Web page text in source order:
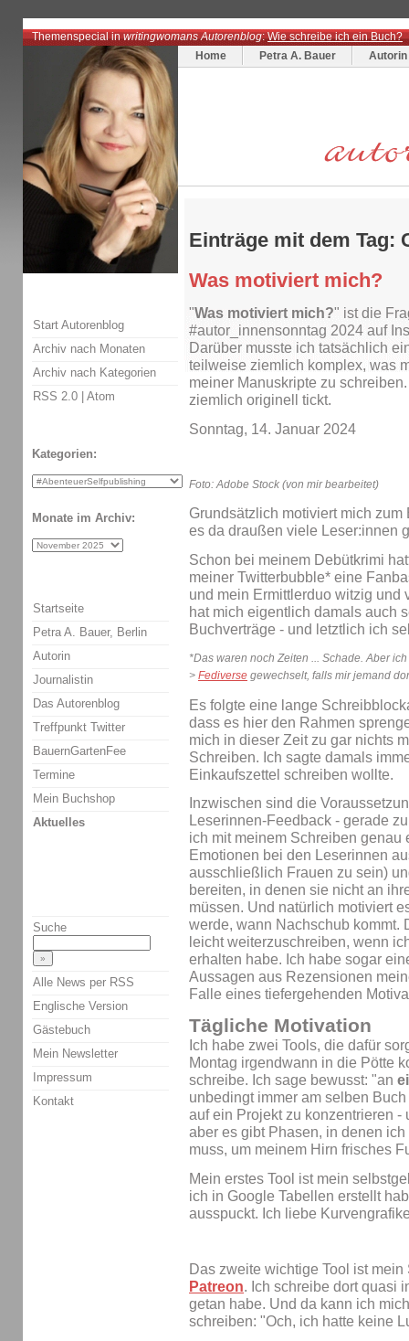
Themenspecial inwritingwomans Autorenblog:Wie schreibe ich ein Buch?
Home
Petra A. Bauer Autorin
Einträge mit dem Tag:
Was motiviert mich?
"Was motiviert mich?" ist die
#autor_innensonntag 2024 auf
Darüber musste ich tatsächlich
teilweise ziemlich komplex, was
meiner Manuskripte zu
ziemlich originell tickt.
Sonntag, 14. Januar 2024
Foto: Adobe Stock (von mir bearbeitet)
Grundsätzlich motiviert mich
es da draußen viele Leser:innen
Schon bei meinem Debütkrimi
meiner Twitterbubble* eine
und mein Ermittlerduo witzig und
hat mich eigentlich damals auch
Buchverträge - und letztlich ich
*Das waren noch Zeiten ... Schade. Aber
> Fediverse gewechselt, falls mir jemand
Es folgte eine lange
dass es hier den Rahmen
mich in dieser Zeit zu gar nichts
Schreiben. Ich sagte damals
Einkaufszettel schreiben wollte.
Inzwischen sind die
Leserinnen-Feedback - gerade
ich mit meinem Schreiben genau
Emotionen bei den Leserinnen
ausschließlich Frauen zu sein)
bereiten, in denen sie nicht an
müssen. Und natürlich motiviert
werde, wann Nachschub kommt.
leicht weiterzuschreiben, wenn
erhalten habe. Ich habe sogar
Aussagen aus Rezensionen
Falle eines tiefergehenden
Tägliche Motivation
Ich habe zwei Tools, die dafür
Montag irgendwann in die Pötte
schreibe. Ich sage bewusst: "an
unbedingt immer am selben
auf ein Projekt zu konzentrieren -
aber es gibt Phasen, in denen
muss, um meinem Hirn frisches
Mein erstes Tool ist mein
ich in Google Tabellen erstellt
ausspuckt. Ich liebe
Das zweite wichtige Tool ist
Patreon. Ich schreibe dort quasi
getan habe. Und da kann ich
schreiben: "Och, ich hatte keine
Start Autorenblog
Archiv nach Monaten
Archiv nach Kategorien
RSS 2.0 | Atom
Kategorien:
Monate im Archiv:
Startseite
Petra A. Bauer, Berlin
Autorin
Journalistin
Das Autorenblog
Treffpunkt Twitter
BauernGartenFee
Termine
Mein Buchshop
Aktuelles
Suche
Alle News per RSS
Englische Version
Gästebuch
Mein Newsletter
Impressum
Kontakt